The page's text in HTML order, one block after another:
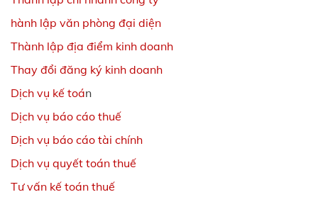
hành lập văn phòng đại diện
Thành lập địa điểm kinh doanh
Thay đổi đăng ký kinh doanh
Dịch vụ kế toán
Dịch vụ báo cáo thuế
Dịch vụ báo cáo tài chính
Dịch vụ quyết toán thuế
Tư vấn kế toán thuế